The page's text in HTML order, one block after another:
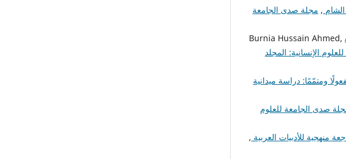
, مجلة صدى الجامعة
Burnia Hussain Ahmed,
الإنسانية: المجلد
ومتمّمًا: دراسة ميدانية
صدى الجامعة للعلوم
منهجية للأدبيات العربية ,